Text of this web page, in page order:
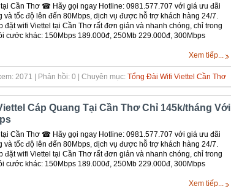
tại Cần Thơ ☎ Hãy gọi ngay Hotline: 0981.577.707 với giá ưu đãi
và tốc độ lên đến 80Mbps, dịch vụ được hỗ trợ khách hàng 24/7.
đặt wifi Viettel tại Cần Thơ rất đơn giản và nhanh chóng, chỉ trong
cước khác: 150Mbps 189.000đ, 250Mb 229.000đ, 300Mbps
Xem tiếp...
2071 | Phản hồi: 0 | Chuyên mục: Tổng Đài Wifi Viettel Cần Thơ
Cáp Quang Tại Cần Thơ Chỉ 145k/tháng Với
tại Cần Thơ ☎ Hãy gọi ngay Hotline: 0981.577.707 với giá ưu đãi
và tốc độ lên đến 80Mbps, dịch vụ được hỗ trợ khách hàng 24/7.
đặt wifi Viettel tại Cần Thơ rất đơn giản và nhanh chóng, chỉ trong
cước khác: 150Mbps 189.000đ, 250Mb 229.000đ, 300Mbps
Xem tiếp...